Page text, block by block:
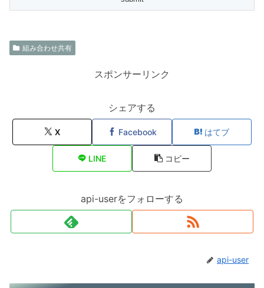
組み合わせ共有
スポンサーリンク
シェアする
X Facebook はてブ
LINE コピー
api-userをフォローする
api-user